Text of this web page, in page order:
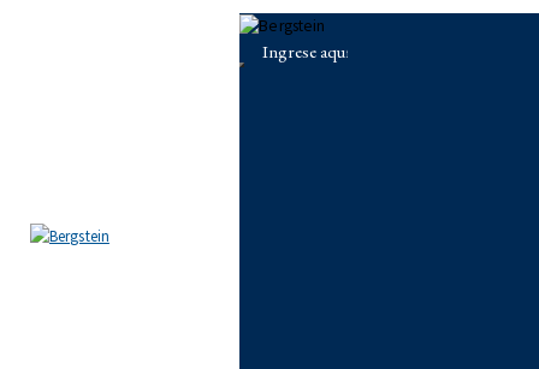
EQUIPO
ÁREAS DE PRÁCTICA